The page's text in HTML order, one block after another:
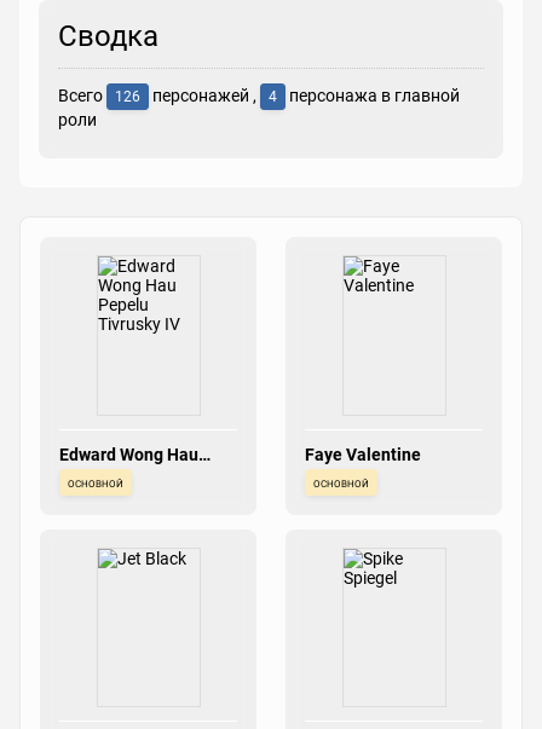
Сводка
Всего 126 персонажей , 4
персонажа в главной
роли
Edward Wong Hau
Pepelu Tivrusky IV
основной
Faye Valentine
основной